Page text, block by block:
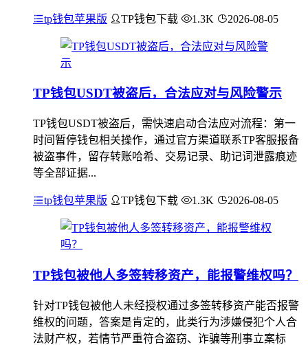
tp钱包苹果版 TP钱包下载 1.3K 2026-08-05
TP钱包USDT被盗后，合法应对与风险警示
TP钱包USDT被盗后，需快速启动合法应对流程：第一
时间暂停钱包相关操作，通过官方渠道联系TP客服报备
被盗事件，留存转账哈希、交易记录、助记词泄露痕迹
等全部证据...
tp钱包苹果版 TP钱包下载 1.3K 2026-08-05
TP钱包被他人多签转移资产，能报警维权吗？
针对TP钱包被他人未经授权通过多签转移资产能否报警
维权的问题，答案是肯定的，此类行为涉嫌侵犯个人合
法财产权，若情节严重符合盗窃、诈骗等刑事立案标